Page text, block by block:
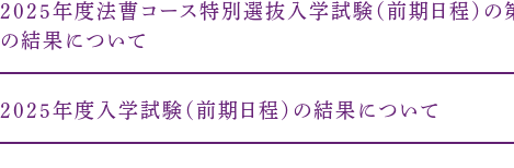
2025年度法曹コース特別選抜入学試験（前期日程）の
の結果について
2025年度入学試験（前期日程）の結果について